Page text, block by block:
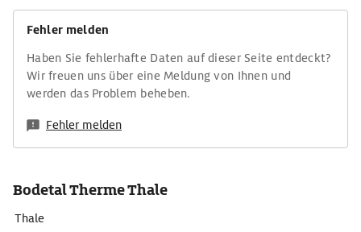
Fehler melden
Haben Sie fehlerhafte Daten auf dieser Seite entdeckt?
Wir freuen uns über eine Meldung von Ihnen und
werden das Problem beheben.
Fehler melden
Bodetal Therme Thale
Thale